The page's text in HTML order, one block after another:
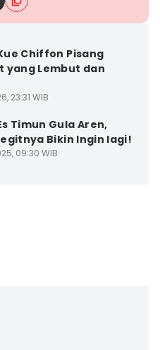
Chiffon Pisang
yang Lembut dan
23:31 WIB
Timun Gula Aren,
Bikin Ingin lagi!
09:30 WIB